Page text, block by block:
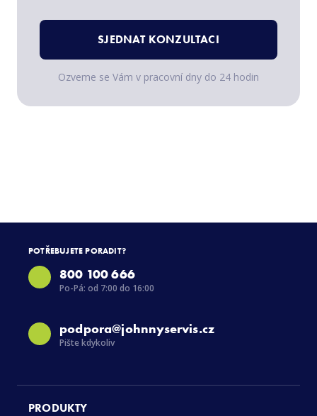
Ozveme se Vám v pracovní dny do 24 hodin
SJEDNAT KONZULTACI
POTŘEBUJETE PORADIT?
800 100 666
Po-Pá: od 7:00 do 16:00
podpora@johnnyservis.cz
Pište kdykoliv
PRODUKTY